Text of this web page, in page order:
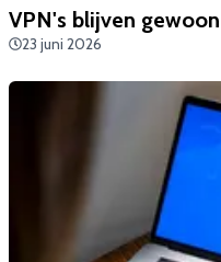
VPN's blijven
23 juni 2026